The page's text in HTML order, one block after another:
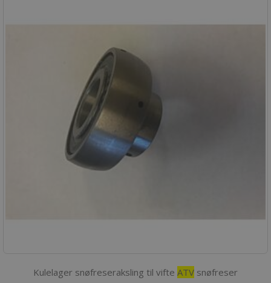
Kulelager snøfreseraksling til vifte ATV snøfreser